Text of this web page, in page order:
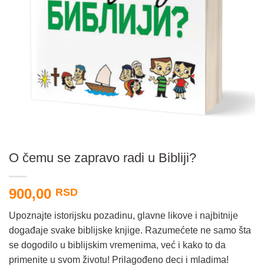
O čemu se zapravo radi u Bibliji?
900,00 RSD
Upoznajte istorijsku pozadinu, glavne likove i najbitnije
događaje svake biblijske knjige. Razumećete ne samo šta
se dogodilo u biblijskim vremenima, već i kako to da
primenite u svom životu! Prilagođeno deci i mladima!